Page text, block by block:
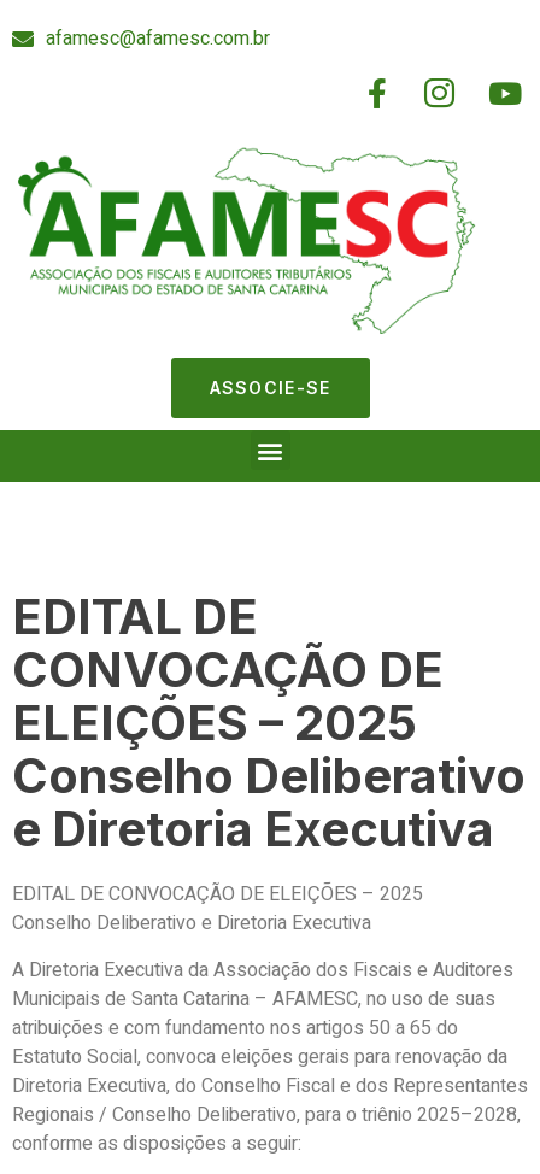
afamesc@afamesc.com.br
ASSOCIE-SE
EDITAL DE
CONVOCAÇÃO DE
ELEIÇÕES – 2025
Conselho Deliberativo
e Diretoria Executiva
EDITAL DE CONVOCAÇÃO DE ELEIÇÕES – 2025
Conselho Deliberativo e Diretoria Executiva
A Diretoria Executiva da Associação dos Fiscais e Auditores
Municipais de Santa Catarina – AFAMESC, no uso de suas
atribuições e com fundamento nos artigos 50 a 65 do
Estatuto Social, convoca eleições gerais para renovação da
Diretoria Executiva, do Conselho Fiscal e dos Representantes
Regionais / Conselho Deliberativo, para o triênio 2025–2028,
conforme as disposições a seguir: